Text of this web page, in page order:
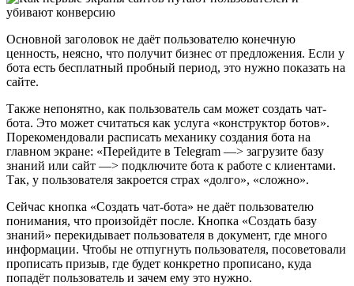
Основной заголовок не даёт пользователю конечную
ценность, неясно, что получит бизнес от предложения. Если у
бота есть бесплатный пробный период, это нужно показать на
сайте.
Также непонятно, как пользователь сам может создать чат-
бота. Это может считаться как услуга «конструктор ботов».
Порекомендовали расписать механику создания бота на
главном экране: «Перейдите в Telegram —> загрузите базу
знаний или сайт —> подключите бота к работе с клиентами.
Так, у пользователя закроется страх «долго», «сложно».
Сейчас кнопка «Создать чат-бота» не даёт пользователю
понимания, что произойдёт после. Кнопка «Создать базу
знаний» перекидывает пользователя в документ, где много
информации. Чтобы не отпугнуть пользователя, посоветовали
прописать призыв, где будет конкретно прописано, куда
попадёт пользователь и зачем ему это нужно.